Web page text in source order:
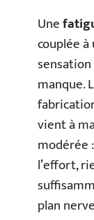
Une
couplée à
manque.
vient à
modérée
l’effort,
plan